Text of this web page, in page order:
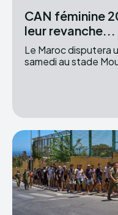
CAN féminine
leur revanche...
Le Maroc disputera
samedi au stade